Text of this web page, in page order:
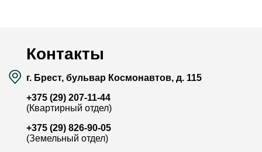
Контакты
г. Брест, бульвар Космонавтов, д. 115
+375 (29) 207-11-44
(Квартирный отдел)
+375 (29) 826-90-05
(Земельный отдел)